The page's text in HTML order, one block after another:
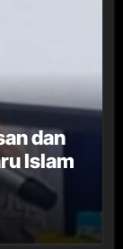
dan
Islam